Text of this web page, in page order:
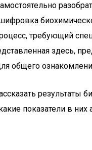
требующий
здесь,
общего
результаты
показатели в них